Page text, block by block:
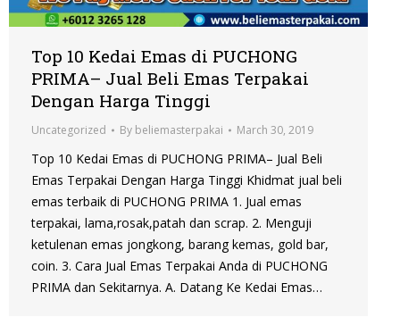
Top 10 Kedai Emas di PUCHONG
PRIMA– Jual Beli Emas Terpakai
Dengan Harga Tinggi
Uncategorized By beliemasterpakai March 30, 2019
Top 10 Kedai Emas di PUCHONG PRIMA– Jual Beli
Emas Terpakai Dengan Harga Tinggi Khidmat jual beli
emas terbaik di PUCHONG PRIMA 1. Jual emas
terpakai, lama,rosak,patah dan scrap. 2. Menguji
ketulenan emas jongkong, barang kemas, gold bar,
coin. 3. Cara Jual Emas Terpakai Anda di PUCHONG
PRIMA dan Sekitarnya. A. Datang Ke Kedai Emas…